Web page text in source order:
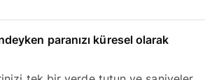
paranızı küresel olarak